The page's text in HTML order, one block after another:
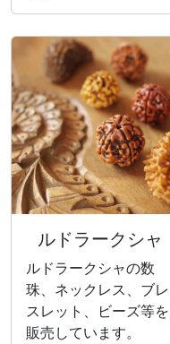
ルドラークシャ
ルドラークシャの数
珠、ネックレス、ブレ
スレット、ビーズ等を
販売しています。